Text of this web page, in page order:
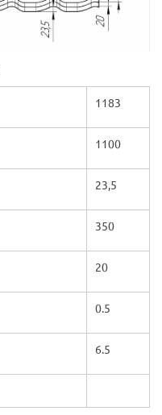
1183
1100
23,5
350
20
0.5
6.5